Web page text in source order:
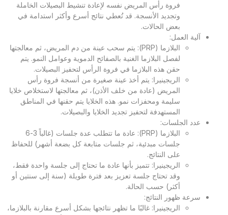
فروة رأس المريض نفسه لإعادة تنشيط البصيلات الخاملة
وتجديد الأنسجة. قد تُعطي نتائج أسرع وأكثر استدامة في
بعض الحالات.
آلية العمل:
البلازما (PRP): يتم سحب عينة من دم المريض، ثم معالجتها
لفصل البلازما الغنية بالصفائح الدموية وعوامل النمو. يتم
حقن هذه البلازما في فروة الرأس لتحفيز البصيلات.
الريجينيرا: يتم أخذ عينة صغيرة من أنسجة فروة رأس
المريض (عادة من خلف الأذن)، ثم معالجتها لاستخلاص خلايا
سليمة ومحفزات نمو. هذه الخلايا يتم حقنها في المناطق
المستهدفة لتحفيز تجديد الخلايا والبصيلات.
عدد الجلسات:
البلازما (PRP): عادة ما تتطلب عدة جلسات (غالباً 3-6
جلسات مبدئية، ثم جلسات متابعة كل بضعة أشهر) للحفاظ
على النتائج.
الريجينيرا: تتميز بأنها عادة ما تحتاج إلى جلسة واحدة فقط،
وقد تحتاج جلسة تعزيز بعد فترة طويلة (سنة إلى سنتين أو
أكثر) حسب الحالة.
سرعة ظهور النتائج:
الريجينيرا: غالبًا ما تظهر نتائجها بشكل أسرع مقارنة بالبلازما،